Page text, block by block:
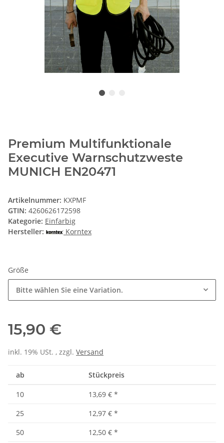
Premium Multifunktionale
Executive Warnschutzweste
MUNICH EN20471
Artikelnummer: KXPMF
GTIN: 4260626172598
Kategorie: Einfarbig
Hersteller:
Korntex
Größe
Bitte wählen Sie eine Variation.
15,90 €
inkl. 19% USt. , zzgl. Versand
ab Stückpreis
10 13,69 € *
25
12,97 € *
50
12,50 € *